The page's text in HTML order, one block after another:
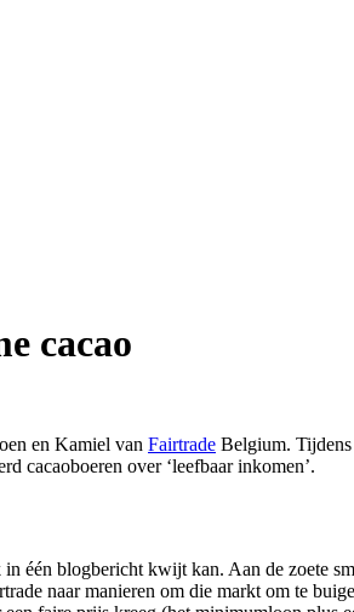
cacao
en Kamiel van Fairtrade Belgium. Tijdens
cacaoboeren over ‘leefbaar inkomen’.
één blogbericht kwijt kan. Aan de zoete
naar manieren om die markt om te